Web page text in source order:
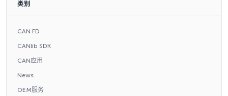
类别
CAN FD
CANlib SDK
CAN应用
News
OEM服务